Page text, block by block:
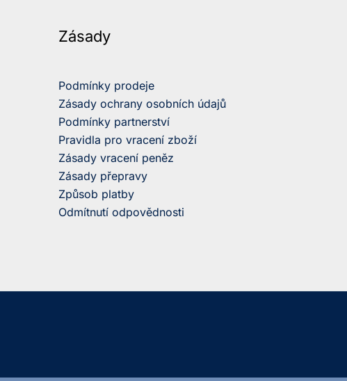
Zásady
Podmínky prodeje
Zásady ochrany osobních údajů
Podmínky partnerství
Pravidla pro vracení zboží
Zásady vracení peněz
Zásady přepravy
Způsob platby
Odmítnutí odpovědnosti